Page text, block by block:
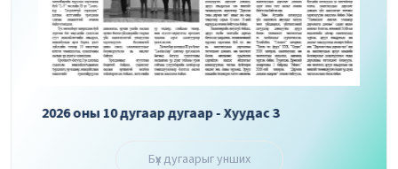
2026 оны 10 дугаар дугаар - Хуудас 3
Бүх дугаарыг унших